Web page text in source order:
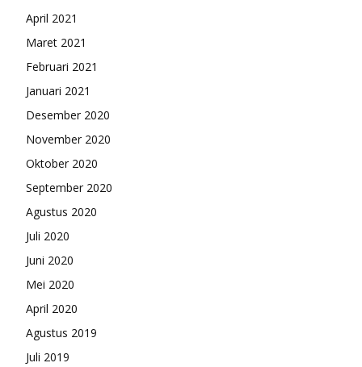
April 2021
Maret 2021
Februari 2021
Januari 2021
Desember 2020
November 2020
Oktober 2020
September 2020
Agustus 2020
Juli 2020
Juni 2020
Mei 2020
April 2020
Agustus 2019
Juli 2019